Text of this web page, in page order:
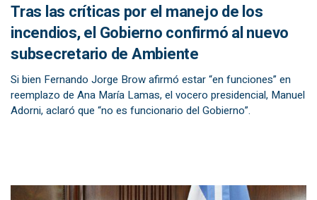
Tras las críticas por el manejo de los
incendios, el Gobierno confirmó al nuevo
subsecretario de Ambiente
Si bien Fernando Jorge Brow afirmó estar “en funciones” en
reemplazo de Ana María Lamas, el vocero presidencial, Manuel
Adorni, aclaró que “no es funcionario del Gobierno”.